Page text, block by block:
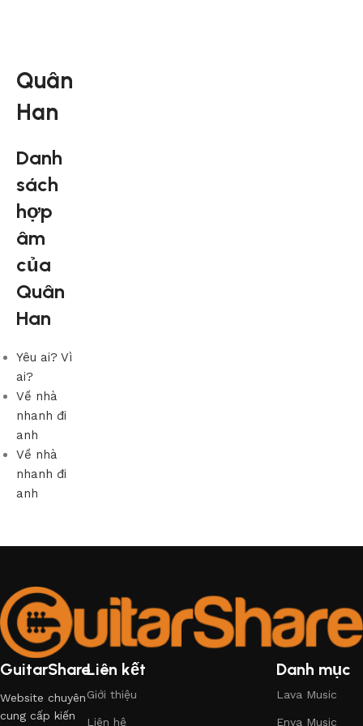
Quân
Han
Danh
sách
hợp
âm
của
Quân
Han
Yêu ai? Vì
ai?
Về nhà
nhanh đi
anh
Về nhà
nhanh đi
anh
GuitarShare
Website chuyên
cung cấp kiến
Liên kết
Giới thiệu
Liên hệ
Danh mục
Lava Music
Enya Music